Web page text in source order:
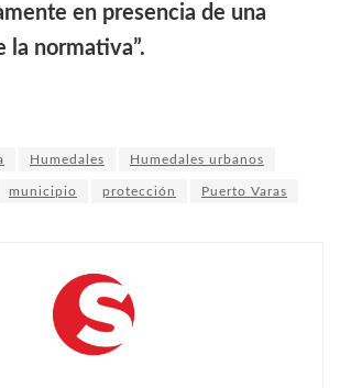
en presencia de una
la normativa”.
Humedales Humedales urbanos
municipio protección Puerto Varas